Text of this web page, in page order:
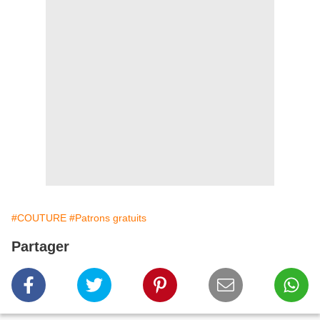
#COUTURE #Patrons gratuits
Partager